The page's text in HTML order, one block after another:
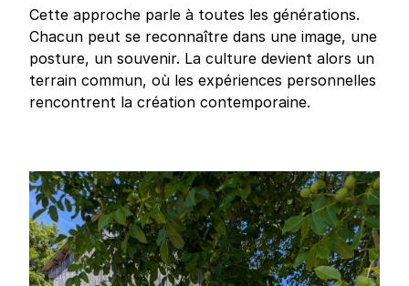
Cette approche parle à toutes les générations.
Chacun peut se reconnaître dans une image, une
posture, un souvenir. La culture devient alors un
terrain commun, où les expériences personnelles
rencontrent la création contemporaine.